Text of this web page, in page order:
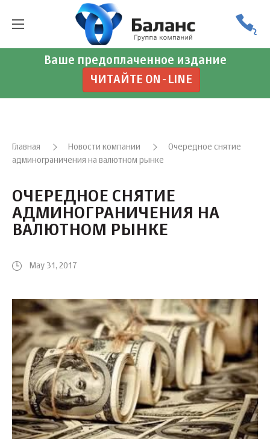
Ваше предоплаченное издание
ЧИТАЙТЕ ON-LINE
Главная Новости компании
Очередное снятие
админограничения на валютном рынке
ОЧЕРЕДНОЕ СНЯТИЕ
АДМИНОГРАНИЧЕНИЯ НА
ВАЛЮТНОМ РЫНКЕ
May 31, 2017